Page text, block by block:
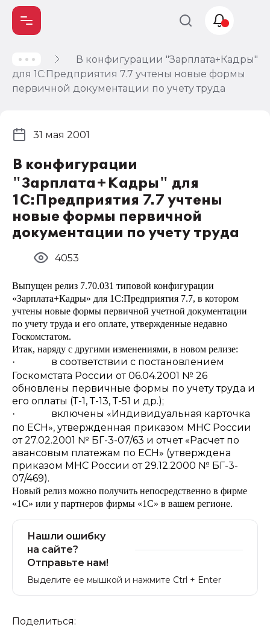
В конфигурации "Зарплата+Кадры"
для 1С:Предприятия 7.7 учтены новые формы
первичной документации по учету труда
В конфигурации
"Зарплата+Кадры" для
1С:Предприятия 7.7 учтены
новые формы первичной
документации по учету труда
31 мая 2001
4053
Выпущен релиз 7.70.031 типовой конфигурации
«Зарплата+Кадры» для 1С:Предприятия 7.7, в котором
учтены новые формы первичной учетной документации
по учету труда и его оплате, утвержденные недавно
Госкомстатом.
Итак, наряду с другими изменениями, в новом релизе:
·
в соответствии с постановлением
Госкомстата России от 06.04.2001 № 26
обновлены первичные формы по учету труда и
его оплаты (Т-1, Т-13, Т-51 и др.);
·
включены «Индивидуальная карточка
по ЕСН», утвержденная приказом МНС России
от 27.02.2001 № БГ-3-07/63 и отчет «Расчет по
авансовым платежам по ЕСН» (утверждена
приказом МНС России от 29.12.2000 № БГ-3-
07/469).
Новый релиз можно получить непосредственно в фирме
«1С» или у партнеров фирмы «1С» в вашем регионе.
Нашли ошибку
на сайте?
Отправьте нам!
Выделите ее мышкой и нажмите Ctrl + Enter
Поделиться:
Учет и
налогообложение